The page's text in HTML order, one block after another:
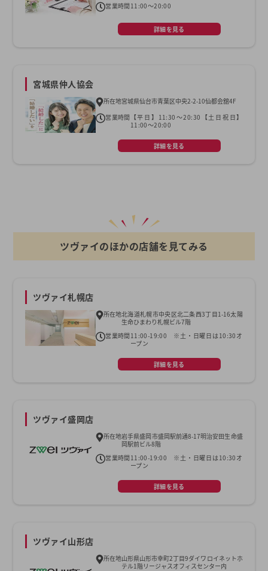
営業時間 11:00～20:00
詳細を見る
宮城県仲人協会
所在地宮城県仙台市青葉区中央2-2-10仙都会舘4F
営業時間 【平日】11:30～20:30【土日祝日】
11:00～20:00
詳細を見る
ツヴァイのほかの店舗を見てみる
ツヴァイ札幌店
所在地北海道札幌市中央区北二条西3丁目1-16太陽
生命ひまわり札幌ビル7階
営業時間 11:00-19:00 ※土・日曜日は10:30オ
ープン
詳細を見る
ツヴァイ盛岡店
所在地岩手県盛岡市盛岡駅前通8-17明治安田生命盛
岡駅前ビル8階
営業時間 11:00-19:00 ※土・日曜日は10:30オ
ープン
詳細を見る
ツヴァイ山形店
所在地山形県山形市幸町2丁目9ダイワロイネットホ
テル1階リージャスオフィスセンター内